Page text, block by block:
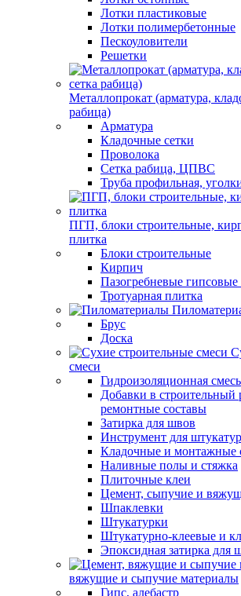
Лотки пластиковые
Лотки полимербетонные
Пескоуловители
Решетки
Металлопрокат (арматура,
рабица)
Арматура
Кладочные сетки
Проволока
Сетка рабица, ЦПВС
Труба профильная,
ПГП, блоки строительные,
плитка
Блоки строительные
Кирпич
Пазогребневые
Тротуарная плитка
Брус
Доска
смеси
Гидроизоляционная смесь
Добавки в строительный
ремонтные составы
Затирка для швов
Инструмент для
Кладочные и монтажные
Наливные полы и стяжка
Плиточные клеи
Цемент, сыпучие и
Шпаклевки
Штукатурки
Штукатурно-клеевые и
Эпоксидная затирка для
вяжущие и сыпучие материалы
Гипс, алебастр